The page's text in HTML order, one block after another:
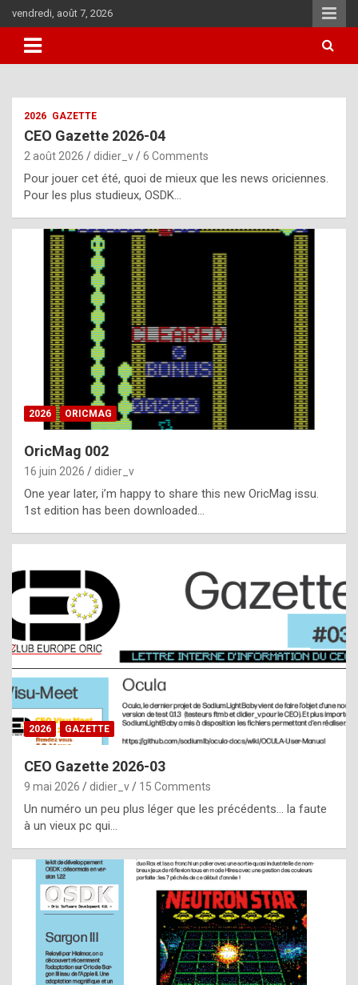
to
content
vendredi, août 7, 2026
i
u
l
y
d
i
ff
i
l
t
t
s
t
a
s
i
e
f
o
m
m
a
y
2026 GAZETTE
CEO Gazette 2026-04
2 août 2026 didier_v 6 Comments
Pour jouer cet été, quoi de mieux que les news oriciennes.
Pour les plus studieux, OSDK…
2026 ORICMAG
OricMag 002
16 juin 2026 didier_v
One year later, i’m happy to share this new OricMag issu.
1st edition has been downloaded…
2026 GAZETTE
CEO Gazette 2026-03
9 mai 2026 didier_v 15 Comments
Un numéro un peu plus léger que les précédents… la faute
à un vieux pc qui…